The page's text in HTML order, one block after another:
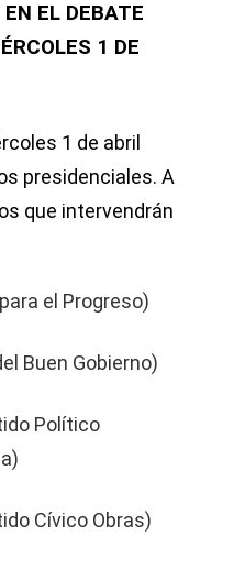
EL DEBATE
1 DE
1 de abril
presidenciales. A
que intervendrán
el Progreso)
Buen Gobierno)
Político
Cívico Obras)